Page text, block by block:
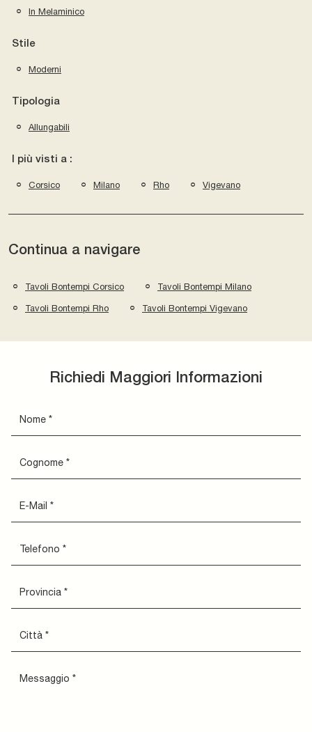
In Melaminico
Stile
Moderni
Tipologia
Allungabili
I più visti a :
Corsico Milano Rho Vigevano
Continua a navigare
Tavoli Bontempi Corsico Tavoli Bontempi Milano
Tavoli Bontempi Rho Tavoli Bontempi Vigevano
Richiedi Maggiori Informazioni